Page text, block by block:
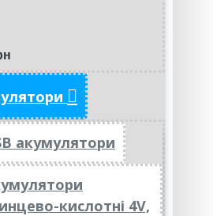
акумулятори
кислотні 4V,